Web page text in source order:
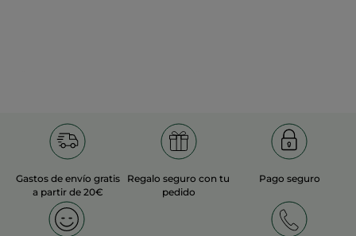
Gastos de envío gratis
a partir de 20€
Regalo seguro con tu
pedido
Pago seguro